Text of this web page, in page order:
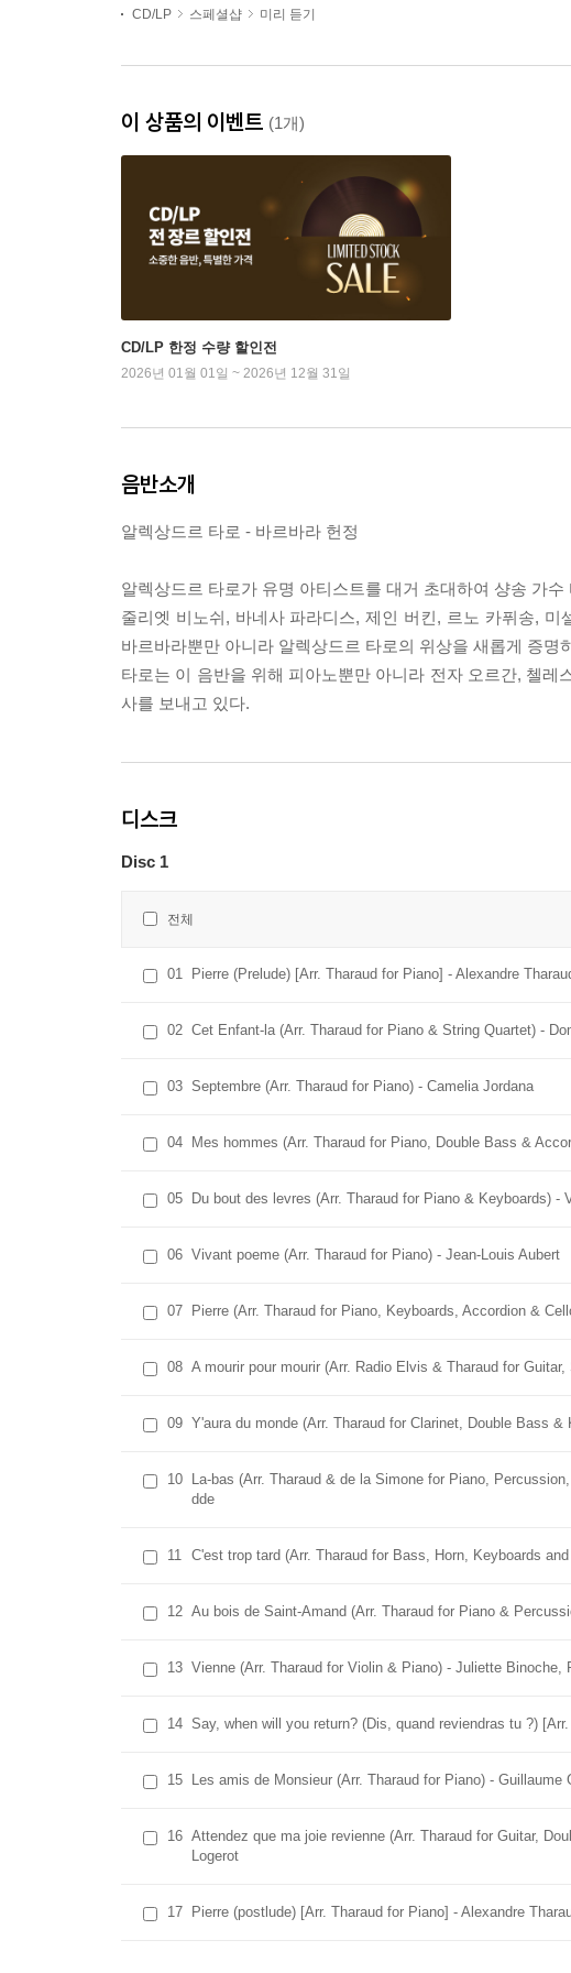
CD/LP
스페셜샵 미리 듣기
이 상품의 이벤트 (1개)
CD/LP 한정 수량 할인전
2026년 01월 01일 ~ 2026년 12월 31일
음반소개
알렉상드르 타로 - 바르바라 헌정
알렉상드르 타로가 유명 아티스트를 대거 초대하여 샹송 가
줄리엣 비노쉬, 바네사 파라디스, 제인 버킨, 르노 카퓌송,
바르바라뿐만 아니라 알렉상드르 타로의 위상을 새롭게 증명
타로는 이 음반을 위해 피아노뿐만 아니라 전자 오르간, 첼
사를 보내고 있다.
디스크
Disc 1
전체
01 Pierre (Prelude) [Arr. Tharaud for Piano] - Alexandre
02 Cet Enfant-la (Arr. Tharaud for Piano & String Quartet) -
03 Septembre (Arr. Tharaud for Piano) - Camelia Jordana
04 Mes hommes (Arr. Tharaud for Piano, Double Bass &
05 Du bout des levres (Arr. Tharaud for Piano & Keyboards) -
06 Vivant poeme (Arr. Tharaud for Piano) - Jean-Louis Aubert
07 Pierre (Arr. Tharaud for Piano, Keyboards, Accordion &
08 A mourir pour mourir (Arr. Radio Elvis & Tharaud for
09 Y'aura du monde (Arr. Tharaud for Clarinet, Double Bass
10
La-bas (Arr. Tharaud & de la Simone for Piano,
dde
11 C'est trop tard (Arr. Tharaud for Bass, Horn, Keyboards
12 Au bois de Saint-Amand (Arr. Tharaud for Piano &
13 Vienne (Arr. Tharaud for Violin & Piano) - Juliette Binoche,
14 Say, when will you return? (Dis, quand reviendras tu ?)
15 Les amis de Monsieur (Arr. Tharaud for Piano) - Guillaume
16 Attendez que ma joie revienne (Arr. Tharaud for Guitar,
Logerot
17 Pierre (postlude) [Arr. Tharaud for Piano] - Alexandre